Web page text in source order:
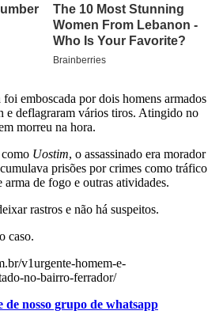
emboscada por dois homens armados
e deflagraram vários tiros. Atingido no
morreu na hora.
Uostim, o assassinado era morador
prisões por crimes como tráfico
arma de fogo e outras atividades.
rastros e não há suspeitos.
caso.
v1urgente-homem-e-
no-bairro-ferrador/
nosso grupo de whatsapp